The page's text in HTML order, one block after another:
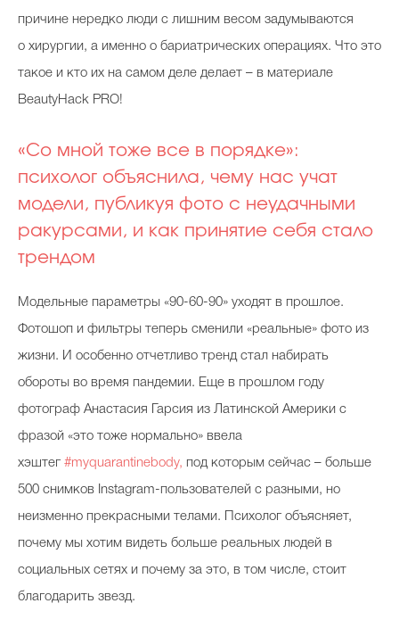
причине нередко люди с лишним весом задумываются
о хирургии, а именно о бариатрических операциях. Что это
такое и кто их на самом деле делает – в материале
BeautyHack PRO!
«Со мной тоже все в порядке»:
психолог объяснила, чему нас учат
модели, публикуя фото с неудачными
ракурсами, и как принятие себя стало
трендом
Модельные параметры «90-60-90» уходят в прошлое.
Фотошоп и фильтры теперь сменили «реальные» фото из
жизни. И особенно отчетливо тренд стал набирать
обороты во время пандемии. Еще в прошлом году
фотограф Анастасия Гарсия из Латинской Америки с
фразой «это тоже нормально» ввела
хэштег #myquarantinebody, под которым сейчас – больше
500 снимков Instagram-пользователей с разными, но
неизменно прекрасными телами. Психолог объясняет,
почему мы хотим видеть больше реальных людей в
социальных сетях и почему за это, в том числе, стоит
благодарить звезд.